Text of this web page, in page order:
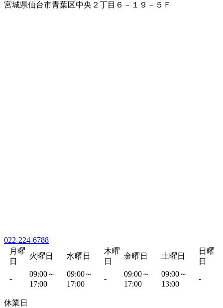
宮城県仙台市青葉区中央２丁目６－１９－５Ｆ
022-224-6788
月曜
日
火曜日 水曜日
木曜
日
金曜日 土曜日
日曜
日
-
09:00～
17:00
09:00～
17:00
-
09:00～
17:00
09:00～
13:00
-
休業日